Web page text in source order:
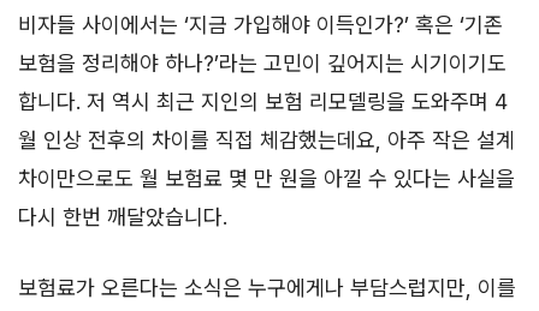
비자들 사이에서는 ‘지금 가입해야 이득인가?’ 혹은 ‘기존
보험을 정리해야 하나?’라는 고민이 깊어지는 시기이기도
합니다. 저 역시 최근 지인의 보험 리모델링을 도와주며 4
월 인상 전후의 차이를 직접 체감했는데요, 아주 작은 설계
차이만으로도 월 보험료 몇 만 원을 아낄 수 있다는 사실을
다시 한번 깨달았습니다.
보험료가 오른다는 소식은 누구에게나 부담스럽지만, 이를